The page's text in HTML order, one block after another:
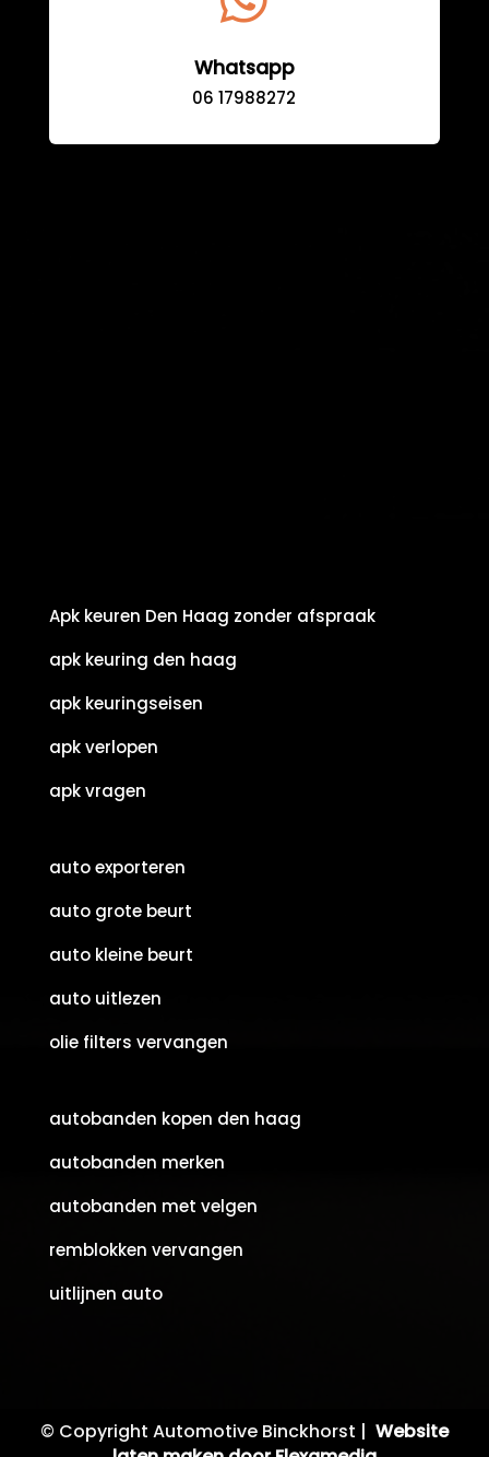
Whatsapp
06 17988272
Apk keuren Den Haag zonder afspraak
apk keuring den haag
apk keuringseisen
apk verlopen
apk vragen
auto exporteren
auto grote beurt
auto kleine beurt
auto uitlezen
olie filters vervangen
autobanden kopen den haag
autobanden merken
autobanden met velgen
remblokken vervangen
uitlijnen auto
© Copyright Automotive Binckhorst | Website